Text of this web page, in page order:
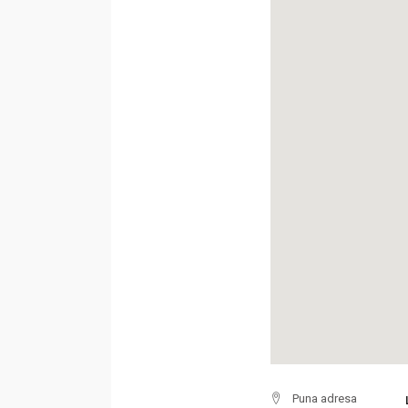
Puna adresa